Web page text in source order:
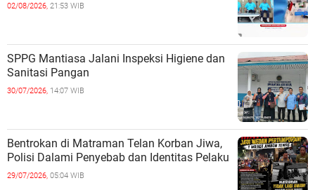
02/08/2026, 21:53 WIB
SPPG Mantiasa Jalani Inspeksi Higiene dan
Sanitasi Pangan
30/07/2026, 14:07 WIB
Bentrokan di Matraman Telan Korban Jiwa,
Polisi Dalami Penyebab dan Identitas Pelaku
29/07/2026, 05:04 WIB